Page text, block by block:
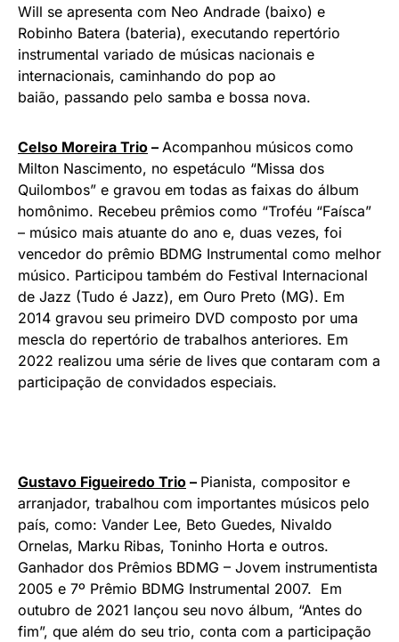
Will se apresenta com Neo Andrade (baixo) e
Robinho Batera (bateria), executando repertório
instrumental variado de músicas nacionais e
internacionais, caminhando do pop ao
baião, passando pelo samba e bossa nova.
Celso Moreira Trio – Acompanhou músicos como
Milton Nascimento, no espetáculo “Missa dos
Quilombos” e gravou em todas as faixas do álbum
homônimo. Recebeu prêmios como “Troféu “Faísca”
– músico mais atuante do ano e, duas vezes, foi
vencedor do prêmio BDMG Instrumental como melhor
músico. Participou também do Festival Internacional
de Jazz (Tudo é Jazz), em Ouro Preto (MG). Em
2014 gravou seu primeiro DVD composto por uma
mescla do repertório de trabalhos anteriores. Em
2022 realizou uma série de lives que contaram com a
participação de convidados especiais.
Gustavo Figueiredo Trio – Pianista, compositor e
arranjador, trabalhou com importantes músicos pelo
país, como: Vander Lee, Beto Guedes, Nivaldo
Ornelas, Marku Ribas, Toninho Horta e outros.
Ganhador dos Prêmios BDMG – Jovem instrumentista
2005 e 7º Prêmio BDMG Instrumental 2007. Em
outubro de 2021 lançou seu novo álbum, “Antes do
fim”, que além do seu trio, conta com a participação